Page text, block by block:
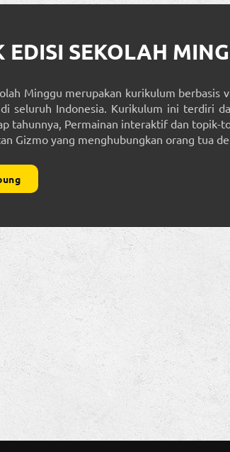
EDISI SEKOLAH
Minggu merupakan kurikulum berbasis
seluruh Indonesia. Kurikulum ini terdiri
tahunnya, Permainan interaktif dan topik-
Gizmo yang menghubungkan orang tua